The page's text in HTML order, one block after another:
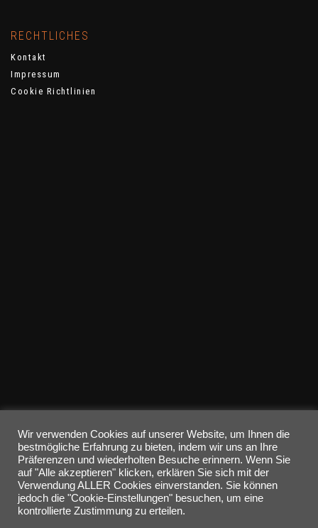
RECHTLICHES
Kontakt
Impressum
Cookie Richtlinien
Wir verwenden Cookies auf unserer Website, um Ihnen die
bestmögliche Erfahrung zu bieten, indem wir uns an Ihre
Präferenzen und wiederholten Besuche erinnern. Wenn Sie
auf "Alle akzeptieren" klicken, erklären Sie sich mit der
Verwendung ALLER Cookies einverstanden. Sie können
jedoch die "Cookie-Einstellungen" besuchen, um eine
kontrollierte Zustimmung zu erteilen.